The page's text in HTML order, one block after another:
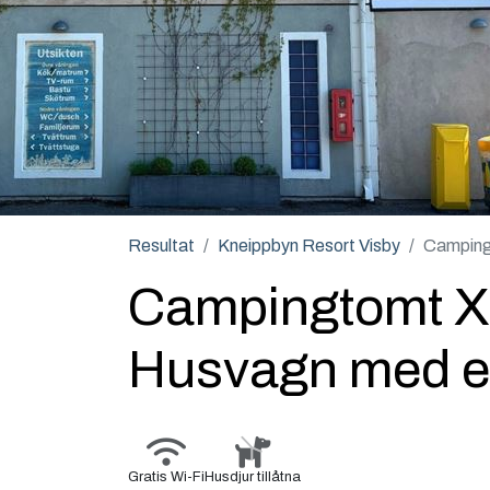
Resultat Kneippbyn Resort Visby
Campingtomt
Husvagn med el
Gratis Wi-Fi Husdjur tillåtna